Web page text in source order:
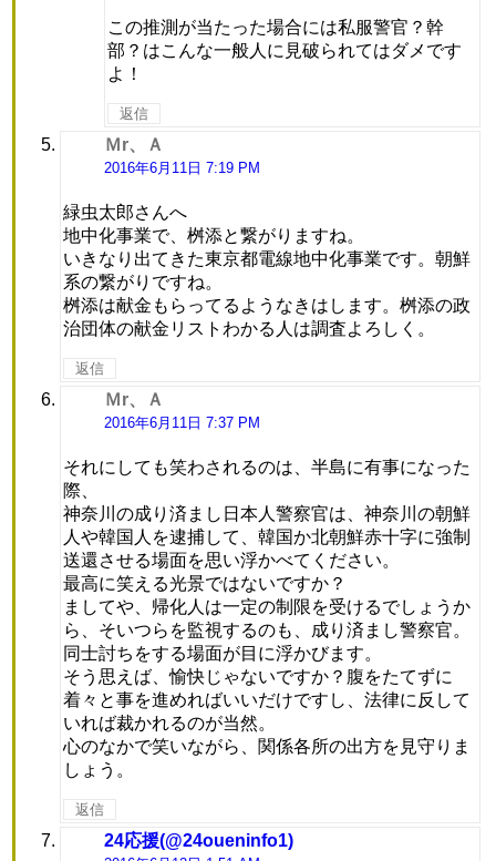
この推測が当たった場合には私服警官？幹
部？はこんな一般人に見破られてはダメです
よ！
返信
Ｍr、Ａ
り:
2016年6月11日 7:19 PM
緑虫太郎さんへ
地中化事業で、桝添と繋がりますね。
いきなり出てきた東京都電線地中化事業です。朝鮮
系の繋がりですね。
桝添は献金もらってるようなきはします。桝添の政
治団体の献金リストわかる人は調査よろしく。
返信
Ｍr、Ａ
り:
2016年6月11日 7:37 PM
それにしても笑わされるのは、半島に有事になった
際、
神奈川の成り済まし日本人警察官は、神奈川の朝鮮
人や韓国人を逮捕して、韓国か北朝鮮赤十字に強制
送還させる場面を思い浮かべてください。
最高に笑える光景ではないですか？
ましてや、帰化人は一定の制限を受けるでしょうか
ら、そいつらを監視するのも、成り済まし警察官。
同士討ちをする場面が目に浮かびます。
そう思えば、愉快じゃないですか？腹をたてずに
着々と事を進めればいいだけですし、法律に反して
いれば裁かれるのが当然。
心のなかで笑いながら、関係各所の出方を見守りま
しょう。
返信
24応援(@24oueninfo1)よ